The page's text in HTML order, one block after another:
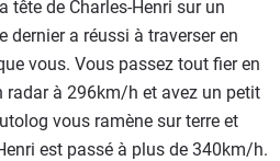
tête de Charles-Henri sur un
dernier a réussi à traverser en
vous. Vous passez tout fier en
radar à 296km/h et avez un petit
vous ramène sur terre et
est passé à plus de 340km/h.